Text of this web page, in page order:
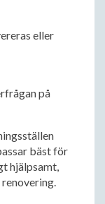
eller
på
bäst för
hjälpsamt,